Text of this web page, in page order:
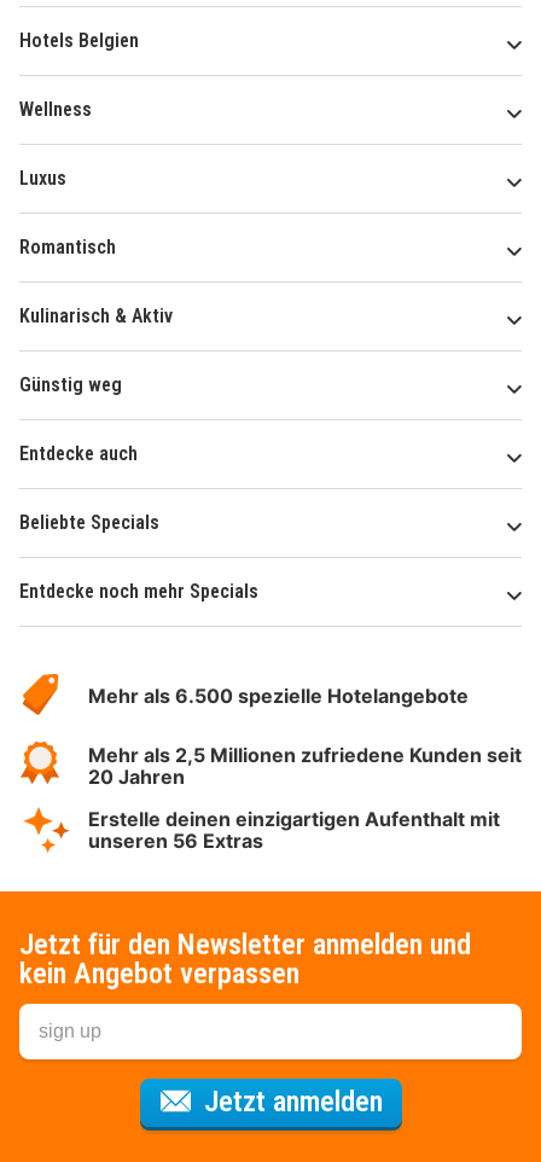
Hotels Belgien
Wellness
Luxus
Romantisch
Kulinarisch & Aktiv
Günstig weg
Entdecke auch
Beliebte Specials
Entdecke noch mehr Specials
Hotelspecials
Mehr als 6.500 spezielle Hotelangebote
Mehr als 2,5 Millionen zufriedene Kunden seit
20 Jahren
Erstelle deinen einzigartigen Aufenthalt mit
unseren 56 Extras
Jetzt für den Newsletter anmelden und
kein Angebot verpassen
Jetzt anmeldenFür den